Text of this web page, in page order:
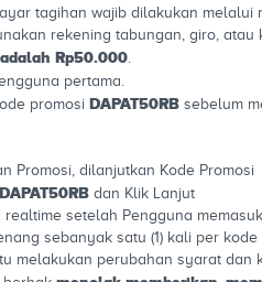
tagihan wajib dilakukan
rekening tabungan, giro,
adalah Rp50.000.
pertama.
promosi DAPAT50RB sebelum
Promosi, dilanjutkan Kode Promosi
DAPAT50RB dan Klik Lanjut
setelah Pengguna
sebanyak satu (1) kali per kode
melakukan perubahan syarat